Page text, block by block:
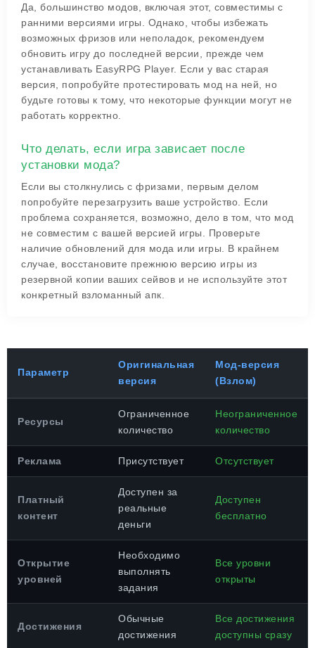
Да, большинство модов, включая этот, совместимы с
ранними версиями игры. Однако, чтобы избежать
возможных фризов или неполадок, рекомендуем
обновить игру до последней версии, прежде чем
устанавливать EasyRPG Player. Если у вас старая
версия, попробуйте протестировать мод на ней, но
будьте готовы к тому, что некоторые функции могут не
работать корректно.
Что делать, если игра зависает после
установки мода?
Если вы столкнулись с фризами, первым делом
попробуйте перезагрузить ваше устройство. Если
проблема сохраняется, возможно, дело в том, что мод
не совместим с вашей версией игры. Проверьте
наличие обновлений для мода или игры. В крайнем
случае, восстановите прежнюю версию игры из
резервной копии ваших сейвов и не используйте этот
конкретный взломанный апк.
Параметр
Оригинальная
версия
Мод-версия
(Взлом)
Ресурсы
Ограниченное
количество
Неограниченное
количество
Реклама Присутствует Отсутствует
Платный
контент
Доступен за
реальные
деньги
Доступен
бесплатно
Открытие
уровней
Необходимо
выполнять
задания
Все уровни
открыты
Достижения
Обычные
достижения
Все достижения
доступны сразу